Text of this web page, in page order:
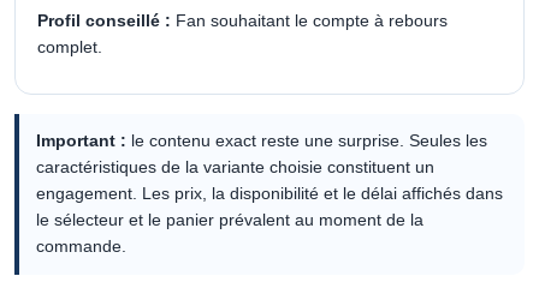
Profil conseillé : Fan souhaitant le compte à rebours
complet.
Important : le contenu exact reste une surprise. Seules les
caractéristiques de la variante choisie constituent un
engagement. Les prix, la disponibilité et le délai affichés dans
le sélecteur et le panier prévalent au moment de la
commande.